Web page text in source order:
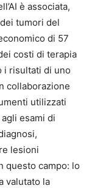
è associata,
tumori del
di 57
costi di terapia
i risultati di uno
collaborazione
utilizzati
esami di
lesioni
questo campo: lo
valutato la